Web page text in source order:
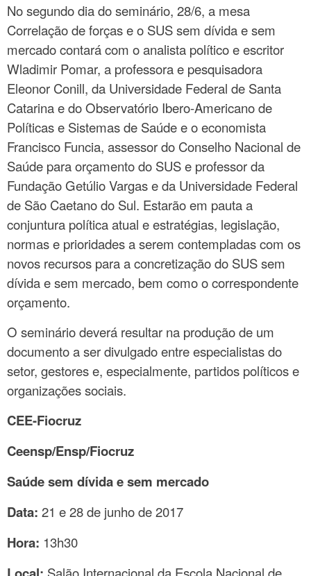
No segundo dia do seminário, 28/6, a mesa
Correlação de forças e o SUS sem dívida e sem
mercado contará com o analista político e escritor
Wladimir Pomar, a professora e pesquisadora
Eleonor Conill, da Universidade Federal de Santa
Catarina e do Observatório Ibero-Americano de
Políticas e Sistemas de Saúde e o economista
Francisco Funcia, assessor do Conselho Nacional de
Saúde para orçamento do SUS e professor da
Fundação Getúlio Vargas e da Universidade Federal
de São Caetano do Sul. Estarão em pauta a
conjuntura política atual e estratégias, legislação,
normas e prioridades a serem contempladas com os
novos recursos para a concretização do SUS sem
dívida e sem mercado, bem como o correspondente
orçamento.
O seminário deverá resultar na produção de um
documento a ser divulgado entre especialistas do
setor, gestores e, especialmente, partidos políticos e
organizações sociais.
CEE-Fiocruz
Ceensp/Ensp/Fiocruz
Saúde sem dívida e sem mercado
Data: 21 e 28 de junho de 2017
Hora: 13h30
Salão Internacional da Escola Nacional de